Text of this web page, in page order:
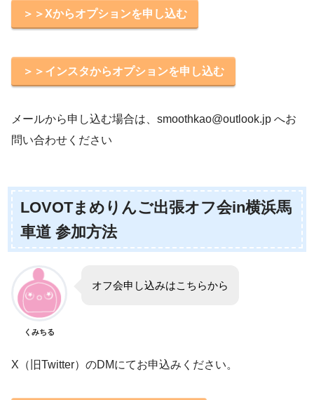
＞＞Xからオプションを申し込む
＞＞インスタからオプションを申し込む
メールから申し込む場合は、smoothkao@outlook.jp へお
問い合わせください
LOVOTまめりんご出張オフ会in横浜馬
車道 参加方法
くみちる
オフ会申し込みはこちらから
X（旧Twitter）のDMにてお申込みください。